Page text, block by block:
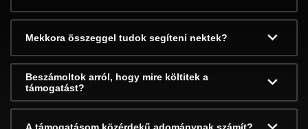
Mekkora összeggel tudok segíteni nektek?
Beszámoltok arról, hogy mire költitek a
támogatást?